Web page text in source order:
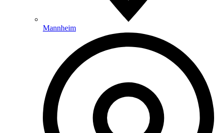
Mannheim